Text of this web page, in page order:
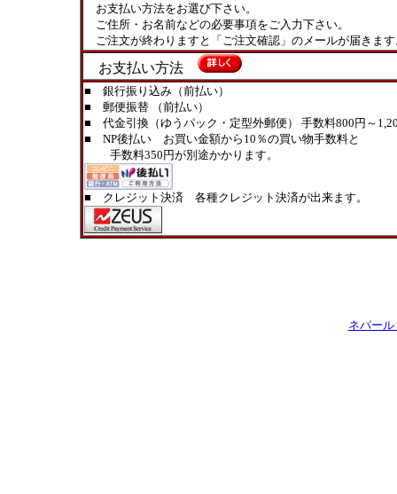
お支払い方法をお選び下さい。
ご住所・お名前などの必要事項をご入力下さい。
ご注文が終わりますと「ご注文確認」のメールが届きま
お支払い方法
■ 銀行振り込み（前払い）
■ 郵便振替 （前払い）
■ 代金引換（ゆうパック・定型外郵便） 手数料800円～
■ NP後払い お買い金額から10％の買い物手数料と
手数料350円が別途かかります。
■ クレジット決済 各種クレジット決済が出来ます。
ネパー